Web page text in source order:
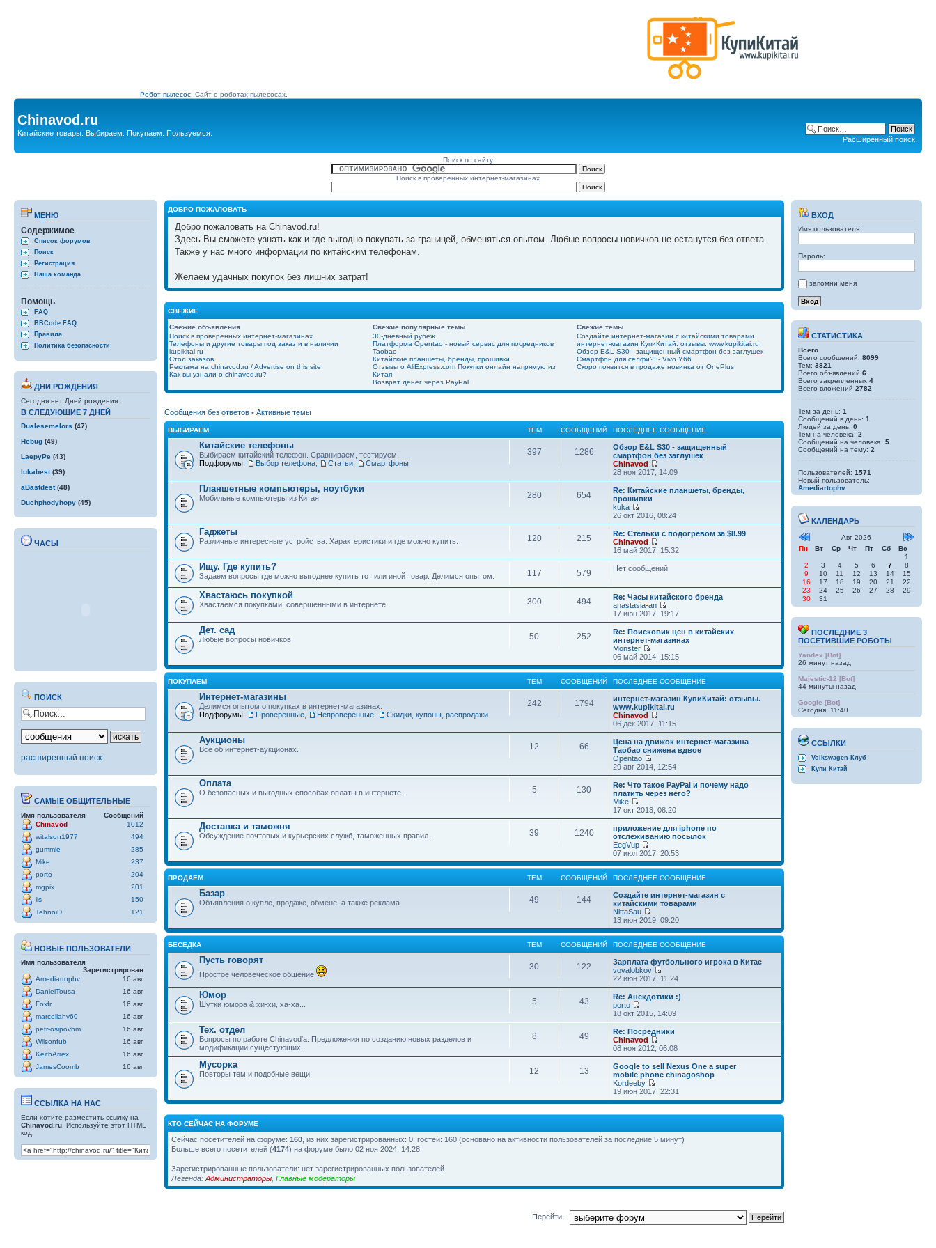
Робот-пылесос. Сайт о роботах-пылесосах.
Chinavod.ru
Китайские товары. Выбираем. Покупаем. Пользуемся.
Расширенный поиск
Поиск по сайту
Поиск в проверенных интернет-магазинах
МЕНЮ
Содержимое
Список форумов
Поиск
Регистрация
Наша команда
Помощь
FAQ
BBCode FAQ
Правила
Политика безопасности
ДНИ РОЖДЕНИЯ
Сегодня нет Дней рождения.
В СЛЕДУЮЩИЕ 7 ДНЕЙ
Dualesemelors (47)
Hebug (49)
LaepyPe (43)
lukabest(39)
aBastdest(48)
Duchphodyhopy (45)
ЧАСЫ
ПОИСК
расширенный поиск
САМЫЕ ОБЩИТЕЛЬНЫЕ
Имя пользователя
Сообщений
Chinavod
1012
witalson1977
494
gummie
285
Mike
237
porto
204
mgpix
201
lis
150
TehnoiD
121
НОВЫЕ ПОЛЬЗОВАТЕЛИ
Имя пользователя
Зарегистрирован
Amediartophv
16 авг
DanielTousa
16 авг
Foxfr
16 авг
marcellahv60
16 авг
petr-osipovbm
16 авг
Wilsonfub
16 авг
KeithArrex
16 авг
JamesCoomb
16 авг
ССЫЛКА НА НАС
Если хотите разместить ссылку на
Chinavod.ru . Используйте этот HTML
код:
ДОБРО ПОЖАЛОВАТЬ
Добро пожаловать на Chinavod.ru!
Здесь Вы сможете узнать как и где выгодно покупать за границей, обменяться опытом. Любые вопросы новичков не останутся без ответа.
Также у нас много информации по китайским телефонам.
Желаем удачных покупок без лишних затрат!
СВЕЖИЕ
Свежие объявления Свежие популярные темы
Свежие темы
Поиск в проверенных интернет-магазинах
Телефоны и другие товары под заказ и в наличии
kupikitai.ru
Стол заказов
Реклама на chinavod.ru / Advertise on this site
Как вы узнали о chinavod.ru?
30-дневный рубеж
Платформа Opentao - новый сервис для посредников
Taobao
Китайские планшеты, бренды, прошивки
Отзывы о AliExpress.com Покупки онлайн напрямую из
Китая
Возврат денег через PayPal
Создайте интернет-магазин с китайскими товарами
интернет-магазин КупиКитай: отзывы. www.kupikitai.ru
Обзор E&L S30 - защищенный смартфон без заглушек
Смартфон для селфи?! - Vivo Y66
Скоро появится в продаже новинка от OnePlus
Сообщения без ответов • Активные темы
ВЫБИРАЕМ ТЕМ СООБЩЕНИЙ ПОСЛЕДНЕЕ СООБЩЕНИЕ
Китайские телефоны
Выбираем китайский телефон. Сравниваем, тестируем.
Подфорумы:
Выбор телефона Статьи Смартфоны
397 1286
Обзор E&L S30 - защищенный
смартфон без заглушек
Chinavod
28 ноя 2017, 14:09
Планшетные компьютеры, ноутбуки
Мобильные компьютеры из Китая 280 654
Re: Китайские планшеты, бренды,
прошивки
kuka
26 окт 2016, 08:24
Гаджеты
Различные интересные устройства. Характеристики и где можно купить. 120 215
Re: Стельки с подогревом за $8.99
Chinavod
16 май 2017, 15:32
Ищу. Где купить?
Задаем вопросы где можно выгоднее купить тот или иной товар. Делимся опытом. 117 579 Нет сообщений
Хвастаюсь покупкой
Хвастаемся покупками, совершенными в интернете 300 494
Re: Часы китайского бренда
anastasia-an
17 июн 2017, 19:17
Дет. сад
Любые вопросы новичков 50 252
Re: Поисковик цен в китайских
интернет-магазинах
Monster
06 май 2014, 15:15
ПОКУПАЕМ ТЕМ СООБЩЕНИЙ ПОСЛЕДНЕЕ СООБЩЕНИЕ
Интернет-магазины
Делимся опытом о покупках в интернет-магазинах.
Подфорумы:
Проверенные Непроверенные Скидки, купоны, распродажи
242 1794
интернет-магазин КупиКитай: отзывы.
www.kupikitai.ru
Chinavod
06 дек 2017, 11:15
Аукционы
Всё об интернет-аукционах. 12 66
Цена на движок интернет-магазина
Таобао снижена вдвое
Opentao
29 авг 2014, 12:54
Оплата
О безопасных и выгодных способах оплаты в интернете. 5 130
Re: Что такое PayPal и почему надо
платить через него?
Mike
17 окт 2013, 08:20
Доставка и таможня
Обсуждение почтовых и курьерских служб, таможенных правил. 39 1240
приложение для iphone по
отслеживанию посылок
EegVup
07 июл 2017, 20:53
ПРОДАЕМ ТЕМ СООБЩЕНИЙ ПОСЛЕДНЕЕ СООБЩЕНИЕ
Базар
Объявления о купле, продаже, обмене, а также реклама. 49 144
Создайте интернет-магазин с
китайскими товарами
NittaSau
13 июн 2019, 09:20
БЕСЕДКА ТЕМ СООБЩЕНИЙ ПОСЛЕДНЕЕ СООБЩЕНИЕ
Пусть говорят
Простое человеческое общение
30 122
Зарплата футбольного игрока в Китае
vovalobkov
22 июн 2017, 11:24
Юмор
Шутки юмора & хи-хи, ха-ха... 5 43
Re: Анекдотики :)
porto
18 окт 2015, 14:09
Тех. отдел
Вопросы по работе Chinavod'а. Предложения по созданию новых разделов и
модификации сущестующих...
8 49
Re: Посредники
Chinavod
08 ноя 2012, 06:08
Мусорка
Повторы тем и подобные вещи 12 13
Google to sell Nexus One a super
mobile phone chinagoshop
Kordeeby
19 июн 2017, 22:31
КТО СЕЙЧАС НА ФОРУМЕ
Сейчас посетителей на форуме: 160 , из них зарегистрированных: 0, гостей: 160 (основано на активности пользователей за последние 5 минут)
Больше всего посетителей (4174) на форуме было 02 ноя 2024, 14:28
Зарегистрированные пользователи: нет зарегистрированных пользователей
Легенда: Администраторы Главные модераторы
Перейти:
ВХОД
Имя пользователя:
Пароль:
запомни меня
СТАТИСТИКА
Всего
Всего сообщений: 8099
Тем: 3821
Всего объявлений 6
Всего закрепленных 4
Всего вложений 2782
Тем за день: 1
Сообщений в день: 1
Людей за день: 0
Тем на человека: 2
Сообщений на человека: 5
Сообщений на тему: 2
Пользователей: 1571
Новый пользователь:
Amediartophv
КАЛЕНДАРЬ
Авг 2026
Пн
Вт Ср Чт Пт Сб
Вс
1
2
3 4 5 6 7
8
9
10 11 12 13 14
15
16
17 18 19 20 21
22
23
24 25 26 27 28
29
30
31
ПОСЛЕДНИЕ 3
ПОСЕТИВШИЕ РОБОТЫ
Yandex [Bot]
26 минут назад
Majestic-12 [Bot]
44 минуты назад
Google [Bot]
Сегодня, 11:40
ССЫЛКИ
Volkswagen-Клуб
Купи Китай